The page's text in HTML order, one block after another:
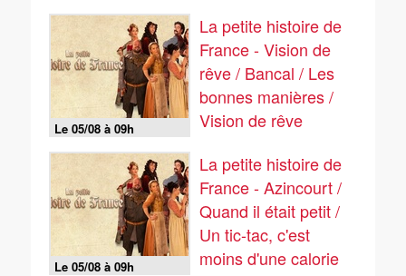
Le 05/08 à 09h
La petite histoire de
France - Vision de
rêve / Bancal / Les
bonnes manières /
Vision de rêve
Le 05/08 à 09h
La petite histoire de
France - Azincourt /
Quand il était petit /
Un tic-tac, c'est
moins d'une calorie